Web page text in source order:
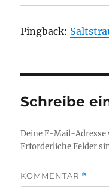
Pingback:
Schreibe
Deine E-Mail-
Erforderliche Felder
KOMMENTAR *